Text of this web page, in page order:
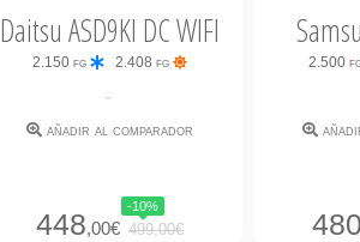
Daitsu ASD9KI DC WIFI
2.150 fg 2.408 fg
-
añadir al comparador
448,00€
-10%
499,00€
2.500
480